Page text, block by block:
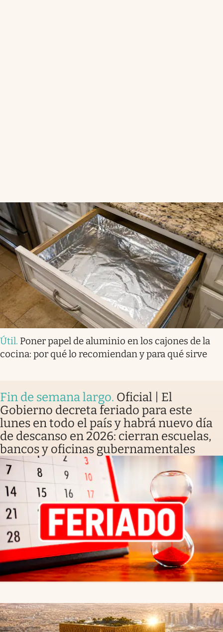
Útil. Poner papel de aluminio en los cajones de la
cocina: por qué lo recomiendan y para qué sirve
Fin de semana largo. Oficial | El
Gobierno decreta feriado para este
lunes en todo el país y habrá nuevo día
de descanso en 2026: cierran escuelas,
bancos y oficinas gubernamentales